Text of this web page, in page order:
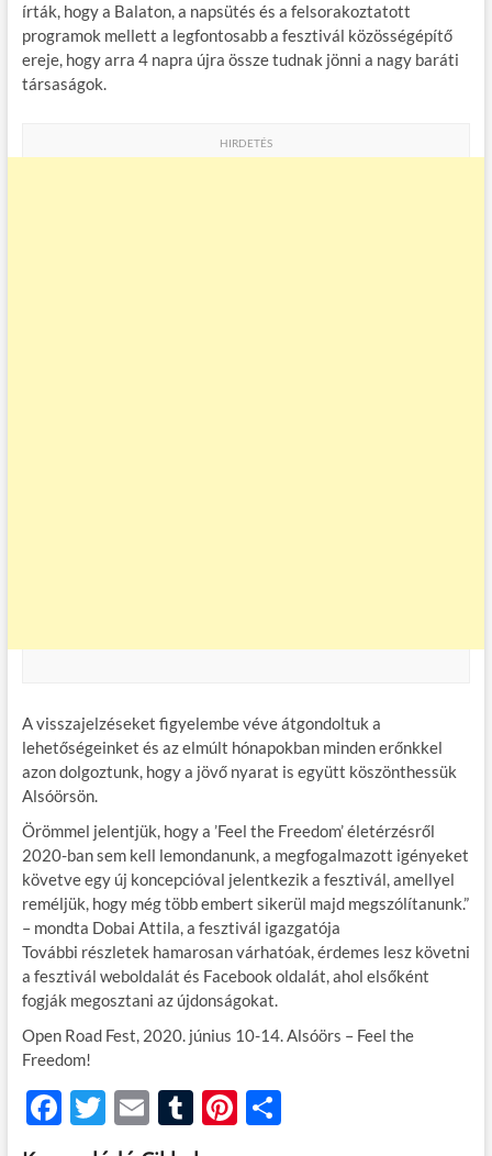
írták, hogy a Balaton, a napsütés és a felsorakoztatott
programok mellett a legfontosabb a fesztivál közösségépítő
ereje, hogy arra 4 napra újra össze tudnak jönni a nagy baráti
társaságok.
HIRDETÉS
A visszajelzéseket figyelembe véve átgondoltuk a
lehetőségeinket és az elmúlt hónapokban minden erőnkkel
azon dolgoztunk, hogy a jövő nyarat is együtt köszönthessük
Alsóörsön.
Örömmel jelentjük, hogy a ’Feel the Freedom’ életérzésről
2020-ban sem kell lemondanunk, a megfogalmazott igényeket
követve egy új koncepcióval jelentkezik a fesztivál, amellyel
reméljük, hogy még több embert sikerül majd megszólítanunk.”
– mondta Dobai Attila, a fesztivál igazgatója
További részletek hamarosan várhatóak, érdemes lesz követni
a fesztivál weboldalát és Facebook oldalát, ahol elsőként
fogják megosztani az újdonságokat.
Open Road Fest, 2020. június 10-14. Alsóörs – Feel the
Freedom!
F
ac
T
w
E
m
T
u
Pi O